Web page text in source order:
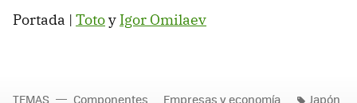
Portada | Totoy Igor Omilaev
TEMAS Componentes Empresas y economía Japón